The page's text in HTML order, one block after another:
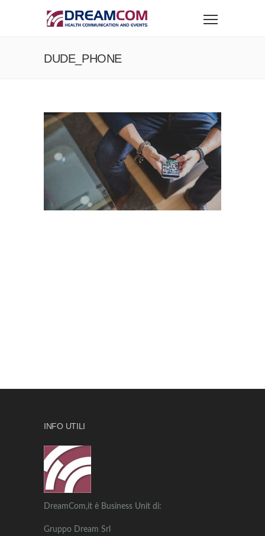
DUDE_PHONE
INFO UTILI
DreamCom,it è Business Unit di:
Gruppo Dream Srl